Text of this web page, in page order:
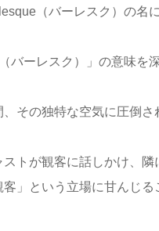
（バーレスク）の名
バーレスク）」の意味を
その独特な空気に圧倒さ
トが観客に話しかけ、隣
」という立場に甘んじ